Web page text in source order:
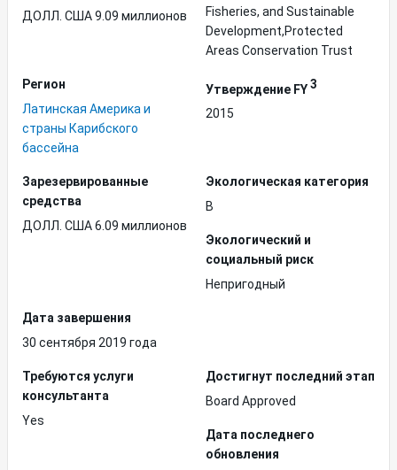
ДОЛЛ. США 9.09 миллионов
Fisheries, and Sustainable
Development,Protected
Areas Conservation Trust
Регион
Латинская Америка и
страны Карибского
бассейна
Утверждение FY3
2015
Зарезервированные
средства
ДОЛЛ. США 6.09 миллионов
Экологическая категория
B
Экологический и
социальный риск
Непригодный
Дата завершения
30 сентября 2019 года
Требуются услуги
консультанта
Yes
Достигнут последний этап
Board Approved
Дата последнего
обновления